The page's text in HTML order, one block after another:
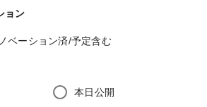
ョン
ベーション済/予定含む
本日公開